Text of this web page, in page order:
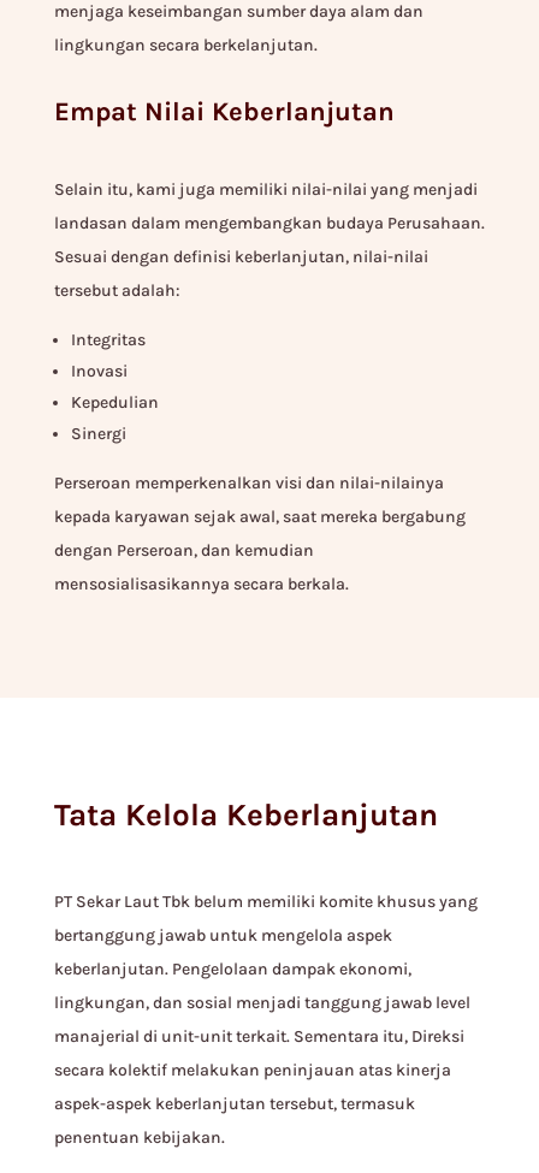
menjaga keseimbangan sumber daya alam dan
lingkungan secara berkelanjutan.
Empat Nilai Keberlanjutan
Selain itu, kami juga memiliki nilai-nilai yang menjadi
landasan dalam mengembangkan budaya Perusahaan.
Sesuai dengan definisi keberlanjutan, nilai-nilai
tersebut adalah:
Integritas
Inovasi
Kepedulian
Sinergi
Perseroan memperkenalkan visi dan nilai-nilainya
kepada karyawan sejak awal, saat mereka bergabung
dengan Perseroan, dan kemudian
mensosialisasikannya secara berkala.
Tata Kelola Keberlanjutan
PT Sekar Laut Tbk belum memiliki komite khusus yang
bertanggung jawab untuk mengelola aspek
keberlanjutan. Pengelolaan dampak ekonomi,
lingkungan, dan sosial menjadi tanggung jawab level
manajerial di unit-unit terkait. Sementara itu, Direksi
secara kolektif melakukan peninjauan atas kinerja
aspek-aspek keberlanjutan tersebut, termasuk
penentuan kebijakan.